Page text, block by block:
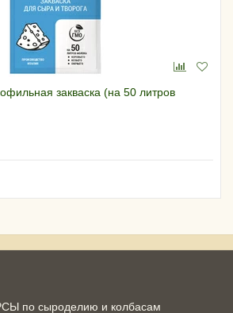
закваска (на 50 литров
по сыроделию и колбасам